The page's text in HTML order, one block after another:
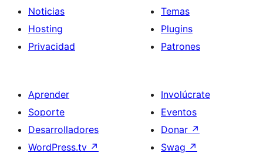
Noticias
Hosting
Privacidad
Temas
Plugins
Patrones
Aprender
Soporte
Desarrolladores
WordPress.tv ↗
Involúcrate
Eventos
Donar ↗
Swag ↗